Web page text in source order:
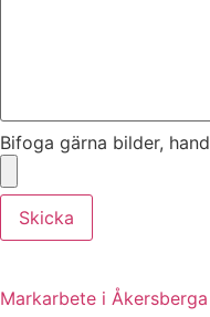
Bifoga gärna bilder,
Skicka
Markarbete i